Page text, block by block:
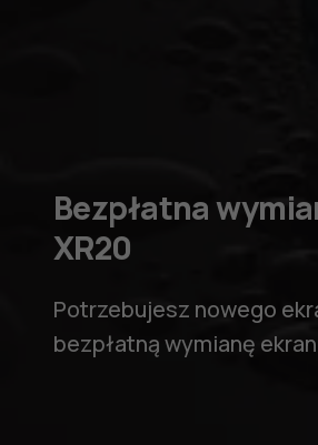
Bezpłatna
XR20
Potrzebujesz nowego
bezpłatną wymianę